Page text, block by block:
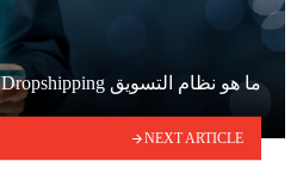
ما هو نظام التسويق Dropshipping ؟
NEXT ARTICLE